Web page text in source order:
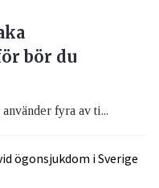
bör du
fyra av ti...